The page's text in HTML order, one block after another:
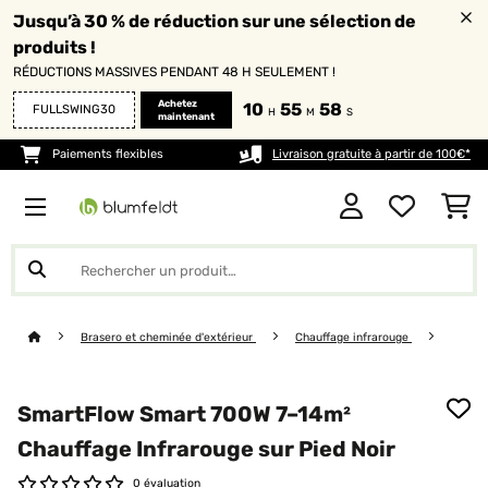
Jusqu’à 30 % de réduction sur une sélection de
produits !
RÉDUCTIONS MASSIVES PENDANT 48 H SEULEMENT !
FULLSWING30
Achetez
maintenant
10 H 55 M 58 S
Paiements flexibles Livraison gratuite à partir de 100€*
Brasero et cheminée d'extérieur Chauffage infrarouge
SmartFlow Smart 700W 7–14m²
Chauffage Infrarouge sur Pied Noir
0 évaluation